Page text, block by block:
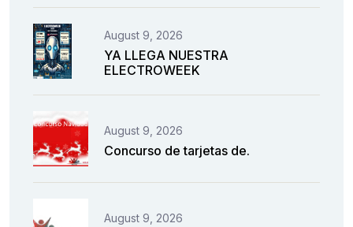
August 9, 2026
YA LLEGA NUESTRA
ELECTROWEEK
August 9, 2026
Concurso de tarjetas de.
August 9, 2026